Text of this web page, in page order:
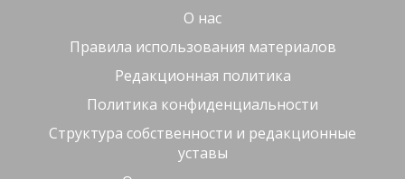
О нас
Правила использования материалов
Редакционная политика
Политика конфиденциальности
Структура собственности и редакционные
уставы